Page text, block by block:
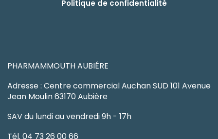
Politique de confidentialité
PHARMAMMOUTH AUBIÉRE
Adresse : Centre commercial Auchan SUD 101 Avenue
Jean Moulin 63170 Aubière
SAV du lundi au vendredi 9h - 17h
Tél. 04 73 26 00 66